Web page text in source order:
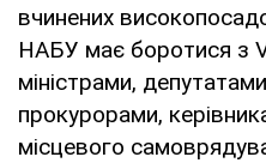
вчинених
НАБУ має боротися з
міністрами,
прокурорами,
місцевого